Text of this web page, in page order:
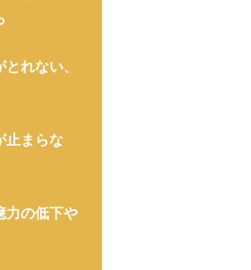
れない、
止まらな
力の低下や